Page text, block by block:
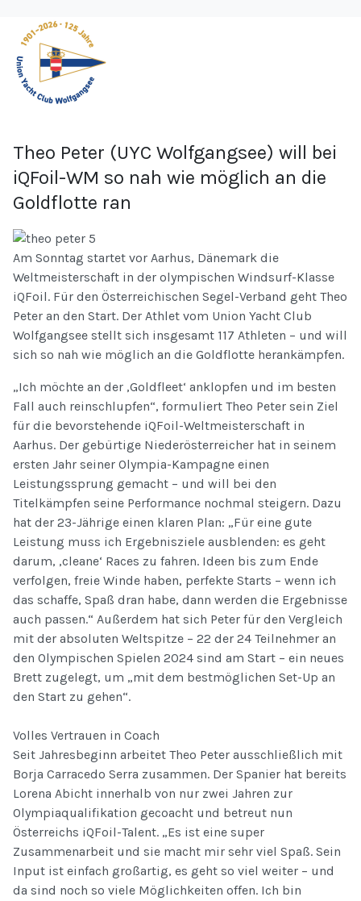
Theo Peter (UYC Wolfgangsee) will bei
iQFoil-WM so nah wie möglich an die
Goldflotte ran
Am Sonntag startet vor Aarhus, Dänemark die
Weltmeisterschaft in der olympischen Windsurf-Klasse
iQFoil. Für den Österreichischen Segel-Verband geht Theo
Peter an den Start. Der Athlet vom Union Yacht Club
Wolfgangsee stellt sich insgesamt 117 Athleten – und will
sich so nah wie möglich an die Goldflotte herankämpfen.
„Ich möchte an der ‚Goldfleet‘ anklopfen und im besten
Fall auch reinschlupfen“, formuliert Theo Peter sein Ziel
für die bevorstehende iQFoil-Weltmeisterschaft in
Aarhus. Der gebürtige Niederösterreicher hat in seinem
ersten Jahr seiner Olympia-Kampagne einen
Leistungssprung gemacht – und will bei den
Titelkämpfen seine Performance nochmal steigern. Dazu
hat der 23-Jährige einen klaren Plan: „Für eine gute
Leistung muss ich Ergebnisziele ausblenden: es geht
darum, ‚cleane‘ Races zu fahren. Ideen bis zum Ende
verfolgen, freie Winde haben, perfekte Starts – wenn ich
das schaffe, Spaß dran habe, dann werden die Ergebnisse
auch passen.“ Außerdem hat sich Peter für den Vergleich
mit der absoluten Weltspitze – 22 der 24 Teilnehmer an
den Olympischen Spielen 2024 sind am Start – ein neues
Brett zugelegt, um „mit dem bestmöglichen Set-Up an
den Start zu gehen“.
Volles Vertrauen in Coach
Seit Jahresbeginn arbeitet Theo Peter ausschließlich mit
Borja Carracedo Serra zusammen. Der Spanier hat bereits
Lorena Abicht innerhalb von nur zwei Jahren zur
Olympiaqualifikation gecoacht und betreut nun
Österreichs iQFoil-Talent. „Es ist eine super
Zusammenarbeit und sie macht mir sehr viel Spaß. Sein
Input ist einfach großartig, es geht so viel weiter – und
da sind noch so viele Möglichkeiten offen. Ich bin